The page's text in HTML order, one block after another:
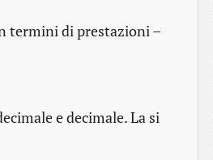
termini di prestazioni –
e decimale. La si